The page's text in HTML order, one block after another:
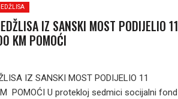
IZ SANSKI MOST PODIJELIO 11
KM POMOĆI
IZ SANSKI MOST PODIJELIO 11
POMOĆI U protekloj sedmici socijalni fond